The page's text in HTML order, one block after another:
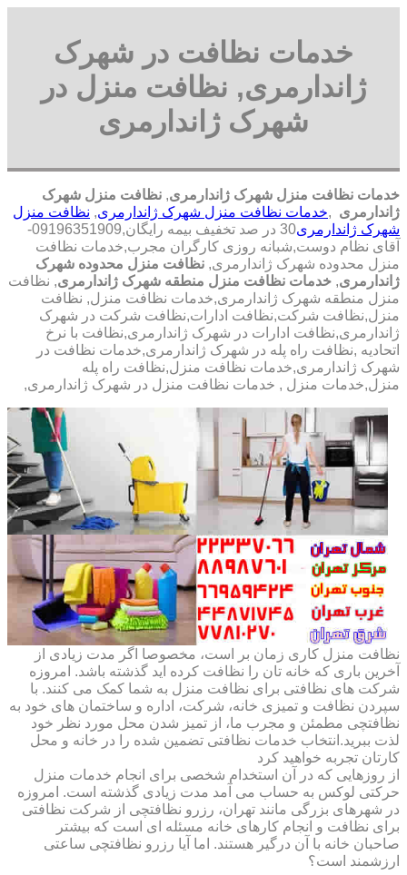
خدمات نظافت در شهرک
ژاندارمری, نظافت منزل در
شهرک ژاندارمری
خدمات نظافت منزل شهرک ژاندارمری, نظافت منزل شهرک
ژاندارمری ,خدمات نظافت منزل شهرک ژاندارمری, نظافت منزل
شهرک ژاندارمری
30 در صد تخفیف بیمه رایگان,09196351909-
آقای نظام دوست,شبانه روزی کارگران مجرب,خدمات نظافت
منزل محدوده شهرک ژاندارمری, نظافت منزل محدوده شهرک
ژاندارمری, خدمات نظافت منزل منطقه شهرک ژاندارمری, نظافت
منزل منطقه شهرک ژاندارمری,خدمات نظافت منزل, نظافت
منزل,نظافت شرکت,نظافت ادارات,نظافت شرکت در شهرک
ژاندارمری,نظافت ادارات در شهرک ژاندارمری,نظافت با نرخ
اتحادیه ,نظافت راه پله در شهرک ژاندارمری,خدمات نظافت در
شهرک ژاندارمری,خدمات نظافت منزل,نظافت راه پله
منزل,خدمات منزل , خدمات نظافت منزل در شهرک ژاندارمری,
نظافت منزل کاری زمان بر است، مخصوصا اگر مدت زیادی از
آخرین باری که خانه تان را نظافت کرده اید گذشته باشد. امروزه
شرکت های نظافتی برای نظافت منزل به شما کمک می کنند. با
سپردن نظافت و تمیزی خانه، شرکت، اداره و ساختمان های خود به
نظافتچی مطمئن و مجرب ما، از تمیز شدن محل مورد نظر خود
لذت ببرید.انتخاب خدمات نظافتی تضمین شده را در خانه و محل
کارتان تجربه خواهید کرد
از روزهایی که در آن استخدام شخصی برای انجام خدمات منزل
حرکتی لوکس به حساب می آمد مدت زیادی گذشته است. امروزه
در شهرهای بزرگی مانند تهران، رزرو نظافتچی از شرکت نظافتی
برای نظافت و انجام کارهای خانه مسئله ای است که بیشتر
صاحبان خانه با آن درگیر هستند. اما آیا رزرو نظافتچی ساعتی
ارزشمند است؟